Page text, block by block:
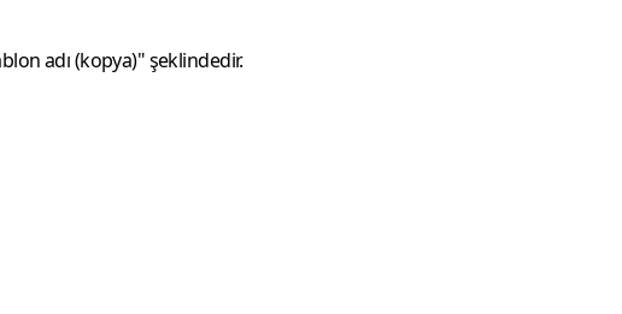
adı (kopya)" şeklindedir.